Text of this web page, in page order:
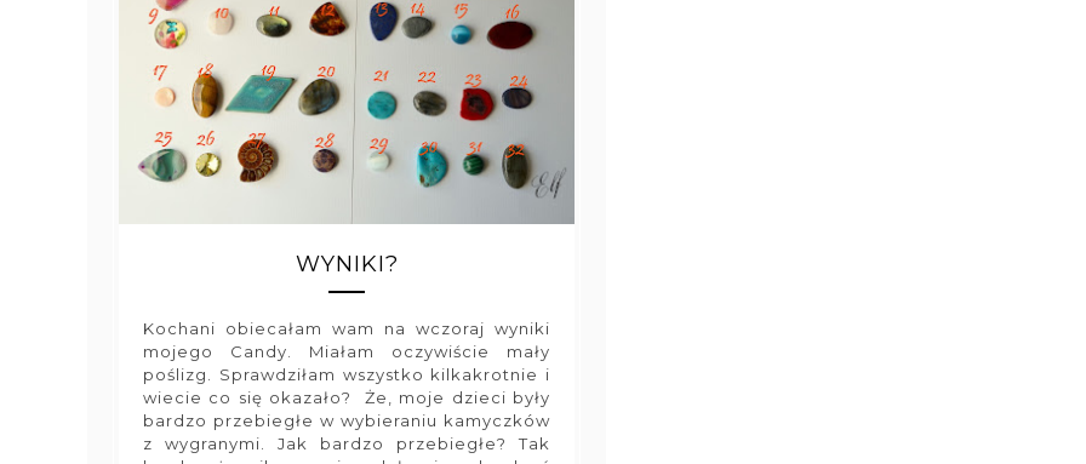
WYNIKI?
Kochani obiecałam wam na wczoraj wyniki
mojego Candy. Miałam oczywiście mały
poślizg. Sprawdziłam wszystko kilkakrotnie i
wiecie co się okazało? Że, moje dzieci były
bardzo przebiegłe w wybieraniu kamyczków
z wygranymi. Jak bardzo przebiegłe? Tak